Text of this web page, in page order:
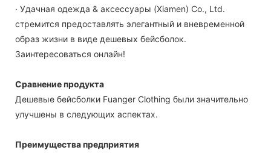
· Удачная одежда & аксессуары (Xiamen) Co., Ltd.
стремится предоставлять элегантный и вневременной
образ жизни в виде дешевых бейсболок.
Заинтересоваться онлайн!
Сравнение продукта
Дешевые бейсболки Fuanger Clothing были значительно
улучшены в следующих аспектах.
Преимущества предприятия